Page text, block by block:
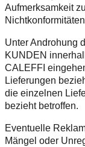
Aufmerksamkeit
Unter Androhung
KUNDEN
CALEFFI
Lieferungen
die einzelnen
bezieht betroffen.
Eventuelle
Mängel oder